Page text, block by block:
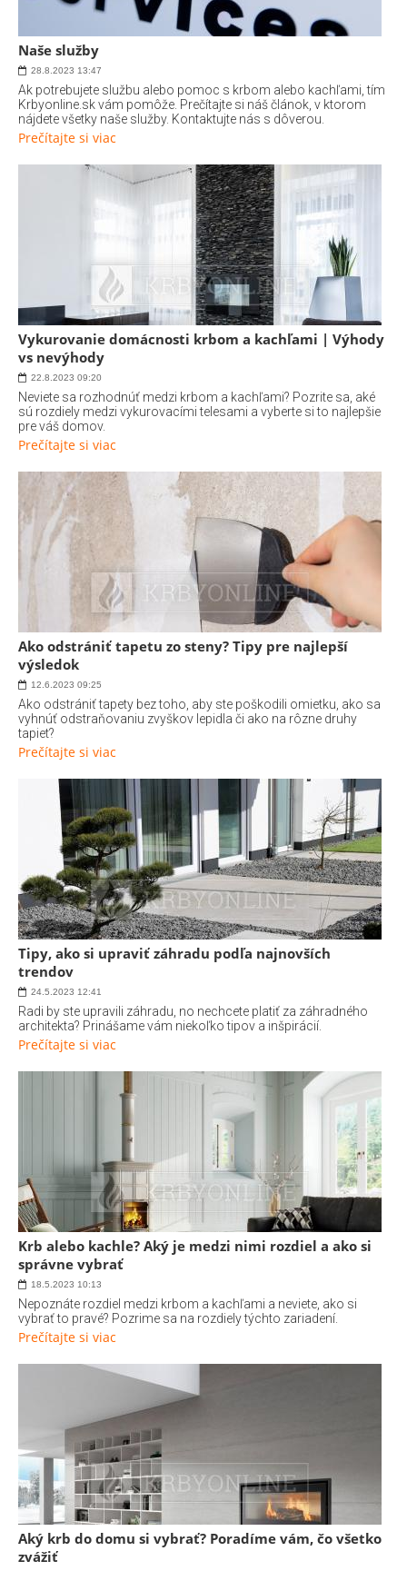
Naše služby
28.8.2023 13:47
Ak potrebujete službu alebo pomoc s krbom alebo kachľami, tím
Krbyonline.sk vám pomôže. Prečítajte si náš článok, v ktorom
nájdete všetky naše služby. Kontaktujte nás s dôverou.
Prečítajte si viac
Vykurovanie domácnosti krbom a kachľami | Výhody
vs nevýhody
22.8.2023 09:20
Neviete sa rozhodnúť medzi krbom a kachľami? Pozrite sa, aké
sú rozdiely medzi vykurovacími telesami a vyberte si to najlepšie
pre váš domov.
Prečítajte si viac
Ako odstrániť tapetu zo steny? Tipy pre najlepší
výsledok
12.6.2023 09:25
Ako odstrániť tapety bez toho, aby ste poškodili omietku, ako sa
vyhnúť odstraňovaniu zvyškov lepidla či ako na rôzne druhy
tapiet?
Prečítajte si viac
Tipy, ako si upraviť záhradu podľa najnovších
trendov
24.5.2023 12:41
Radi by ste upravili záhradu, no nechcete platiť za záhradného
architekta? Prinášame vám niekoľko tipov a inšpirácií.
Prečítajte si viac
Krb alebo kachle? Aký je medzi nimi rozdiel a ako si
správne vybrať
18.5.2023 10:13
Nepoznáte rozdiel medzi krbom a kachľami a neviete, ako si
vybrať to pravé? Pozrime sa na rozdiely týchto zariadení.
Prečítajte si viac
Aký krb do domu si vybrať? Poradíme vám, čo všetko
zvážiť